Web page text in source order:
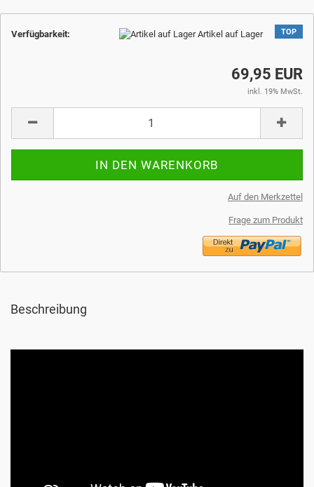
TOP
Verfügbarkeit: Artikel auf Lager
69,95 EUR
inkl. 19% MwSt.
Auf den Merkzettel
Frage zum Produkt
Beschreibung